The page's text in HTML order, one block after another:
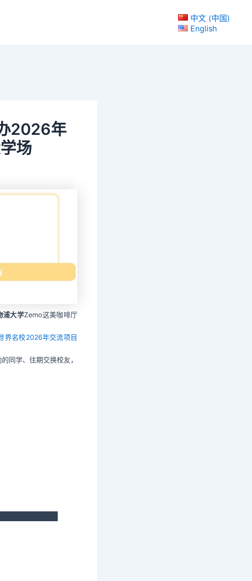
中文 (中国)
English
2026年
场
浦大学Zemo这美咖啡厅
界名校2026年交流项目
同学、往期交换校友，